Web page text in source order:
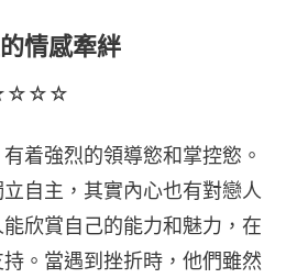
情感牽絆
着強烈的領導慾和掌控慾。
自主，其實內心也有對戀人
欣賞自己的能力和魅力，在
。當遇到挫折時，他們雖然